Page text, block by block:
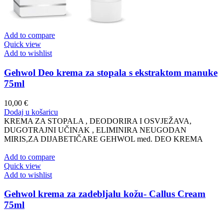
Add to compare
Quick view
Add to wishlist
Gehwol Deo krema za stopala s ekstraktom manuke
75ml
10,00 €
Dodaj u košaricu
KREMA ZA STOPALA , DEODORIRA I OSVJEŽAVA,
DUGOTRAJNI UČINAK , ELIMINIRA NEUGODAN
MIRIS,ZA DIJABETIČARE GEHWOL med. DEO KREMA
Add to compare
Quick view
Add to wishlist
Gehwol krema za zadebljalu kožu- Callus Cream
75ml